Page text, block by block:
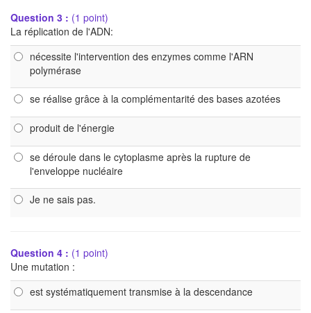
Question 3 : (1 point)
La réplication de l'ADN:
nécessite l'intervention des enzymes comme l'ARN
polymérase
se réalise grâce à la complémentarité des bases azotées
produit de l'énergie
se déroule dans le cytoplasme après la rupture de
l'enveloppe nucléaire
Je ne sais pas.
Question 4 : (1 point)
Une mutation :
est systématiquement transmise à la descendance